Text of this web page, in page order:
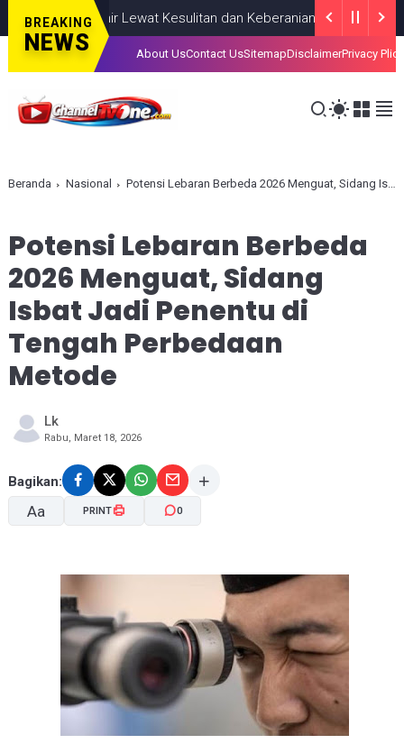
BREAKING
NEWS
Lahir Lewat Kesulitan dan Keberanian NASIONAL AUGUST
About UsContact UsSitemapDisclaimerPrivacy Plice
Beranda Nasional Potensi Lebaran Berbeda 2026 Menguat, Sidang Isbat Jadi Penentu di Tengah Perbedaan Metode
Potensi Lebaran Berbeda
2026 Menguat, Sidang
Isbat Jadi Penentu di
Tengah Perbedaan
Metode
Lk
Rabu, Maret 18, 2026
Bagikan:
Aa PRINT 0